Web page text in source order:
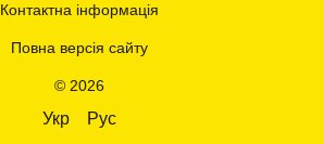
Контактна інформація
Повна версія сайту
© 2026
Укр Рус